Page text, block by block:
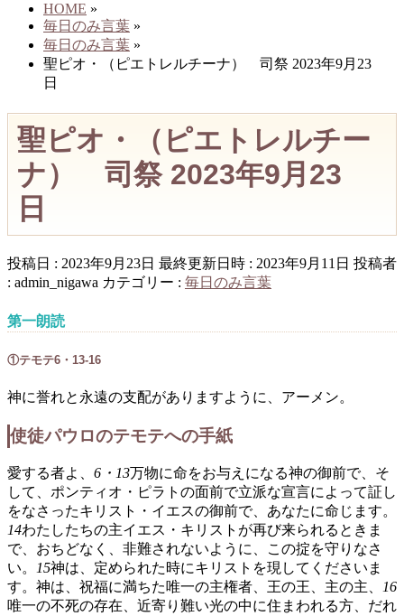
HOME »
毎日のみ言葉 »
毎日のみ言葉 »
聖ピオ・（ピエトレルチーナ） 司祭 2023年9月23
日
聖ピオ・（ピエトレルチー
ナ） 司祭 2023年9月23
日
投稿日 : 2023年9月23日 最終更新日時 : 2023年9月11日 投稿者
: admin_nigawa カテゴリー : 毎日のみ言葉
第一朗読
①テモテ6・13-16
神に誉れと永遠の支配がありますように、アーメン。
使徒パウロのテモテへの手紙
愛する者よ、 6・13万物に命をお与えになる神の御前で、そ
して、ポンティオ・ピラトの面前で立派な宣言によって証し
をなさったキリスト・イエスの御前で、あなたに命じます。
14わたしたちの主イエス・キリストが再び来られるときま
で、おちどなく、非難されないように、この掟を守りなさ
い。
15神は、定められた時にキリストを現してくださいま
す。神は、祝福に満ちた唯一の主権者、王の王、主の主、
16
唯一の不死の存在、近寄り難い光の中に住まわれる方、だれ